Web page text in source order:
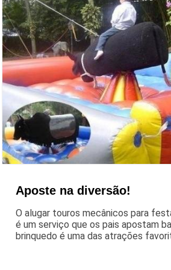
Aposte na diversão!
O alugar touros mecânicos para
é um serviço que os pais apostam
brinquedo é uma das atrações